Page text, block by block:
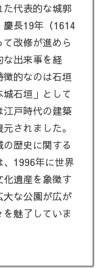
代表的な城郭
長19年（1614
改修が進めら
な出来事を経
的なのは石垣
石垣」として
江戸時代の建築
されました。
歴史に関する
1996年に世界
遺産を象徴す
大な公園が広が
魅了していま